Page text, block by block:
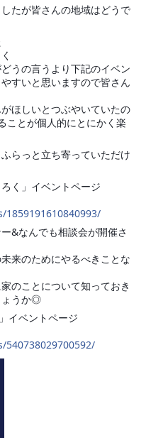
たが皆さんの地域はどうで
うの言うより下記のイベン
すいと思いますので皆さん
ほしいとつぶやいていたの
ことが個人的にとにかく楽
らっと立ち寄っていただけ
く」イベントページ
&なんでも相談会が開催さ
来のためにやるべきことな
のことについて知っておき
ょうか◎
イベントページ